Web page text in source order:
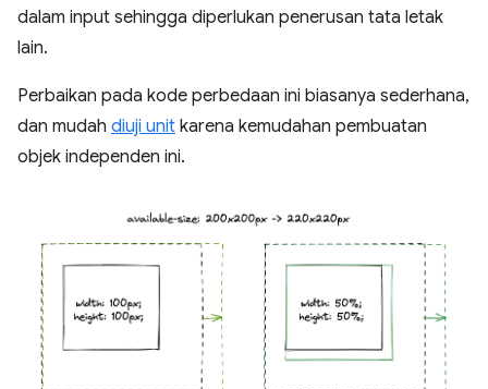
dalam input sehingga diperlukan penerusan tata letak
lain.
Perbaikan pada kode perbedaan ini biasanya sederhana,
dan mudah diuji unit karena kemudahan pembuatan
objek independen ini.